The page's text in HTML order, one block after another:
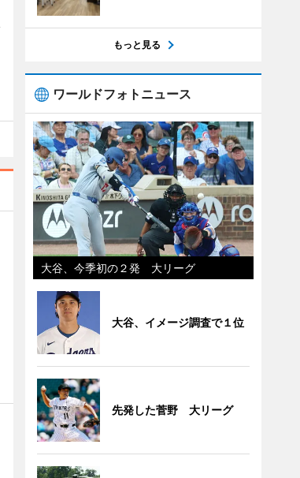
もっと見る
ワールドフォトニュース
大谷、今季初の２発 大リーグ
大谷、イメージ調査で１位
先発した菅野 大リーグ